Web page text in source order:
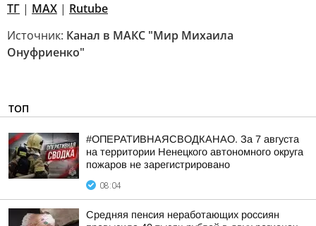
ТГ | МАХ | Rutube
Источник: Канал в МАКС "Мир Михаила
Онуфриенко"
ТОП
#ОПЕРАТИВНАЯСВОДКАНАО. За 7 августа
на территории Ненецкого автономного округа
пожаров не зарегистрировано
08:04
Средняя пенсия неработающих россиян